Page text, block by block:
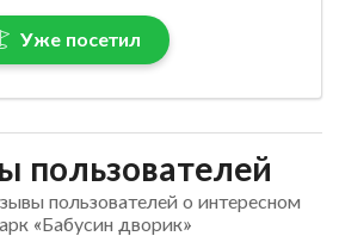
Уже посетил
пользователей
пользователей о интересном
«Бабусин дворик»